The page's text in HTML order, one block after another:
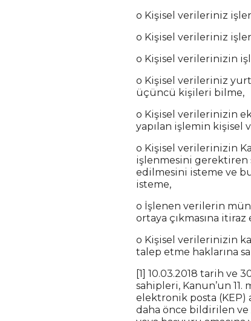
o Kişisel verileriniz
o Kişisel verileriniz
o Kişisel verilerinizin
o Kişisel verileriniz yurt
üçüncü kişileri bilme,
o Kişisel verilerinizin
yapılan işlemin kişisel
o Kişisel verilerinizin
işlenmesini gerektiren
edilmesini isteme ve
isteme,
o İşlenen verilerin
ortaya çıkmasına itiraz
o Kişisel verilerinizin
talep etme haklarına
[1] 10.03.2018 tarih ve
sahipleri, Kanun’un 11.
elektronik posta (KEP)
daha önce bildirilen ve